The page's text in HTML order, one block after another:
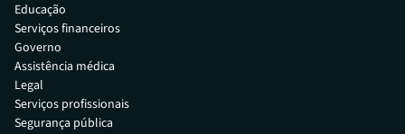
Educação
Serviços financeiros
Governo
Assistência médica
Legal
Serviços profissionais
Segurança pública